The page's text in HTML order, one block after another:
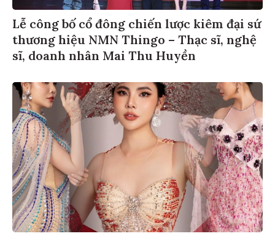
Lễ công bố cổ đông chiến lược kiêm đại sứ
thương hiệu NMN Thingo – Thạc sĩ, nghệ
sĩ, doanh nhân Mai Thu Huyền